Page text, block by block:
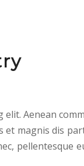
Aenean
et magnis dis
pellentesque